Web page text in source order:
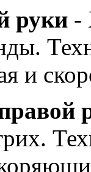
руки -
и